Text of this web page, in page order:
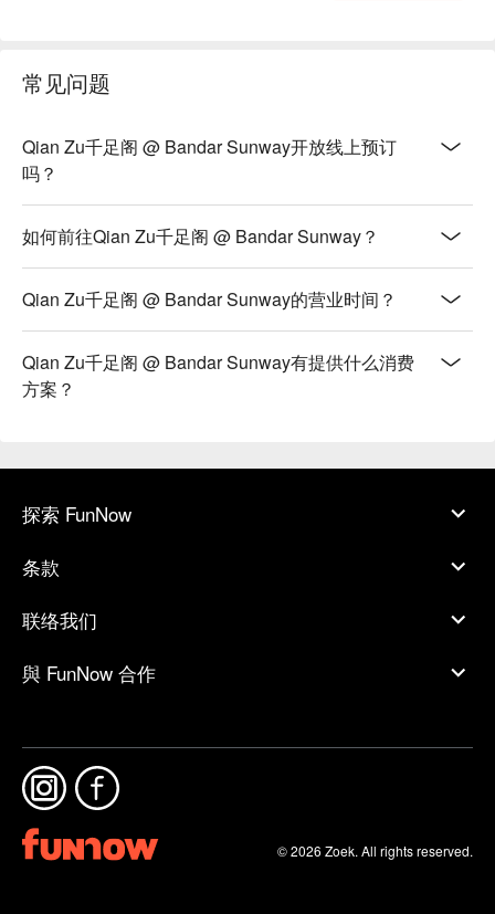
常见问题
Qian Zu千足阁 @ Bandar Sunway开放线上预订
吗？
如何前往Qian Zu千足阁 @ Bandar Sunway？
Qian Zu千足阁 @ Bandar Sunway的营业时间？
Qian Zu千足阁 @ Bandar Sunway有提供什么消费
方案？
探索 FunNow
条款
联络我们
與 FunNow 合作
© 2026 Zoek. All rights reserved.